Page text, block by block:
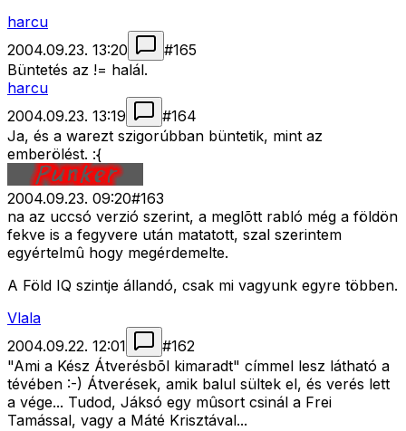
harcu
2004.09.23. 13:20
#165
Büntetés az != halál.
harcu
2004.09.23. 13:19
#164
Ja, és a warezt szigorúbban büntetik, mint az
emberölést. :{
2004.09.23. 09:20#163
na az uccsó verzió szerint, a meglõtt rabló még a földön
fekve is a fegyvere után matatott, szal szerintem
egyértelmû hogy megérdemelte.
A Föld IQ szintje állandó, csak mi vagyunk egyre többen.
Vlala
2004.09.22. 12:01
#162
"Ami a Kész Átverésbõl kimaradt" címmel lesz látható a
tévében :-) Átverések, amik balul sültek el, és verés lett
a vége... Tudod, Jáksó egy mûsort csinál a Frei
Tamással, vagy a Máté Krisztával...